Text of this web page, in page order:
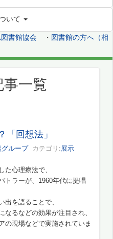
いて
書館協会 ・ 図書館の方へ（相
一覧
「回想法」
ループカテゴリ:展示
た心理療法で、
トラーが、1960年代に提唱
出を語ることで、
なるなどの効果が注目され、
の現場などで実施されていま